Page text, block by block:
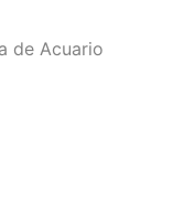
de Acuario